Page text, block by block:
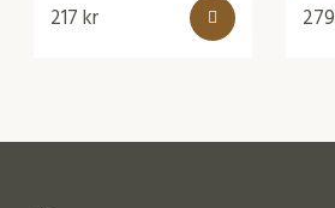
217kr 279